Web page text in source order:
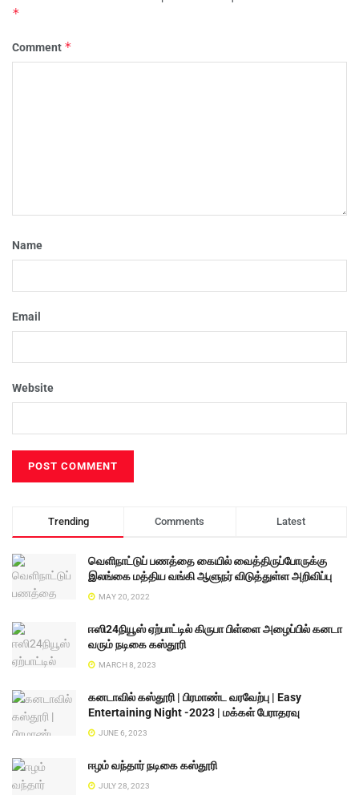
*
Comment *
Name
Email
Website
Trending Comments Latest
வெளிநாட்டுப் பணத்தை கையில் வைத்திருப்போருக்கு
இலங்கை மத்திய வங்கி ஆளுநர் விடுத்துள்ள அறிவிப்பு
MAY 20, 2022
ஈஸி24நியூஸ் ஏற்பாட்டில் கிருபா பிள்ளை அழைப்பில் கனடா
வரும் நடிகை கஸ்தூரி
MARCH 8, 2023
கனடாவில் கஸ்தூரி | பிரமாண்ட வரவேற்பு | Easy
Entertaining Night -2023 | மக்கள் பேராதரவு
JUNE 6, 2023
ஈழம் வந்தார் நடிகை கஸ்தூரி
JULY 28, 2023